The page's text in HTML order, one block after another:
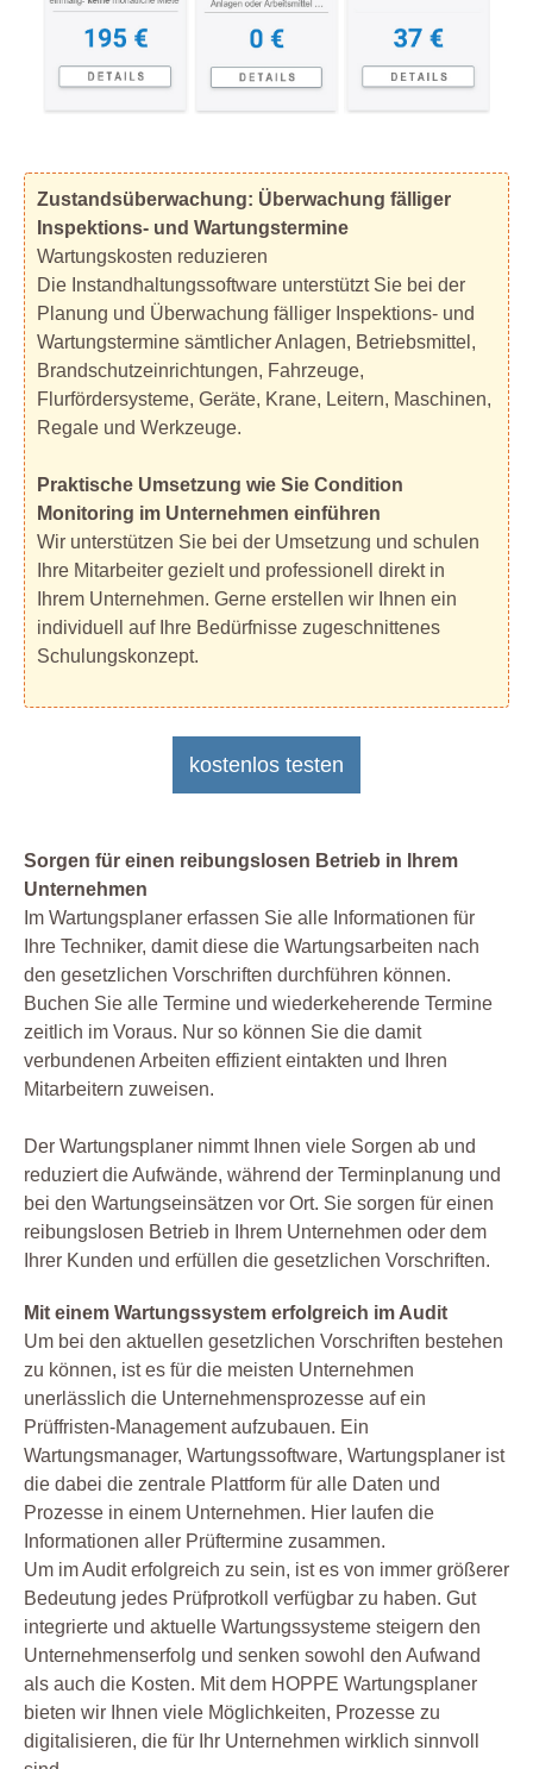
Zustandsüberwachung: Überwachung fälliger
Inspektions- und Wartungstermine
Wartungskosten reduzieren
Die Instandhaltungssoftware unterstützt Sie bei der
Planung und Überwachung fälliger Inspektions- und
Wartungstermine sämtlicher Anlagen, Betriebsmittel,
Brandschutzeinrichtungen, Fahrzeuge,
Flurfördersysteme, Geräte, Krane, Leitern, Maschinen,
Regale und Werkzeuge.
Praktische Umsetzung wie Sie Condition
Monitoring im Unternehmen einführen
Wir unterstützen Sie bei der Umsetzung und schulen
Ihre Mitarbeiter gezielt und professionell direkt in
Ihrem Unternehmen. Gerne erstellen wir Ihnen ein
individuell auf Ihre Bedürfnisse zugeschnittenes
Schulungskonzept.
kostenlos testen
Sorgen für einen reibungslosen Betrieb in Ihrem
Unternehmen
Im Wartungsplaner erfassen Sie alle Informationen für
Ihre Techniker, damit diese die Wartungsarbeiten nach
den gesetzlichen Vorschriften durchführen können.
Buchen Sie alle Termine und wiederkeherende Termine
zeitlich im Voraus. Nur so können Sie die damit
verbundenen Arbeiten effizient eintakten und Ihren
Mitarbeitern zuweisen.
Der Wartungsplaner nimmt Ihnen viele Sorgen ab und
reduziert die Aufwände, während der Terminplanung und
bei den Wartungseinsätzen vor Ort. Sie sorgen für einen
reibungslosen Betrieb in Ihrem Unternehmen oder dem
Ihrer Kunden und erfüllen die gesetzlichen Vorschriften.
Mit einem Wartungssystem erfolgreich im Audit
Um bei den aktuellen gesetzlichen Vorschriften bestehen
zu können, ist es für die meisten Unternehmen
unerlässlich die Unternehmensprozesse auf ein
Prüffristen-Management aufzubauen. Ein
Wartungsmanager, Wartungssoftware, Wartungsplaner ist
die dabei die zentrale Plattform für alle Daten und
Prozesse in einem Unternehmen. Hier laufen die
Informationen aller Prüftermine zusammen.
Um im Audit erfolgreich zu sein, ist es von immer größerer
Bedeutung jedes Prüfprotkoll verfügbar zu haben. Gut
integrierte und aktuelle Wartungssysteme steigern den
Unternehmenserfolg und senken sowohl den Aufwand
als auch die Kosten. Mit dem HOPPE Wartungsplaner
bieten wir Ihnen viele Möglichkeiten, Prozesse zu
digitalisieren, die für Ihr Unternehmen wirklich sinnvoll